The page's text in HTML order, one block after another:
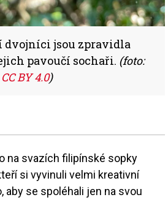
dvojníci jsou zpravidla
pavoučí sochaři. (foto:
CC BY 4.0)
na svazích filipínské sopky
si vyvinuli velmi kreativní
aby se spoléhali jen na svou